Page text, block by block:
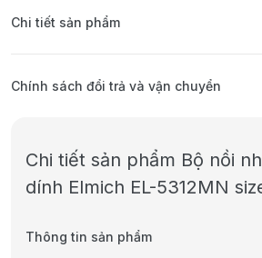
Chi tiết sản phẩm
Chính sách đổi trả và vận chuyển
Chi tiết sản phẩm Bộ nồi
dính Elmich EL-5312MN
Thông tin sản phẩm